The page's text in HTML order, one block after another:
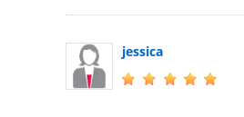
jessica